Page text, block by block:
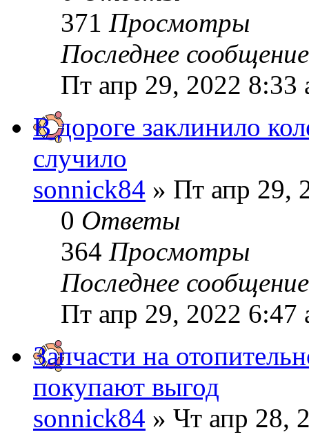
371 Просмотры
Последнее
Пт апр 29, 2022 8:33
В дороге заклинило
случило
sonnick84 » Пт апр 29,
0 Ответы
364 Просмотры
Последнее
Пт апр 29, 2022 6:47
Запчасти на
покупают выгод
sonnick84 » Чт апр 28,